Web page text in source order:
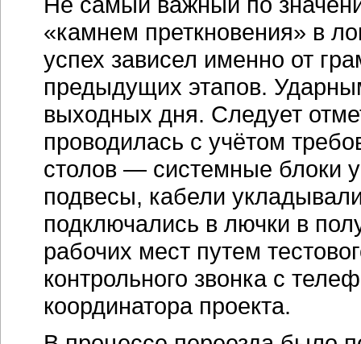
«камнем преткновения» в
успех зависел именно от
предыдущих этапов.
выходных дня. Следует
проводилась с учётом
столов — системные блоки
подвесы, кабели
подключались в лючки в
рабочих мест путем
контрольного звонка с
координатора проекта.